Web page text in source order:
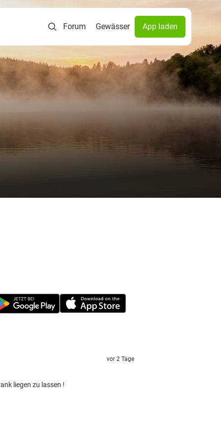
Forum Gewässer App laden
liegen zu lassen !
vor 2 Tage